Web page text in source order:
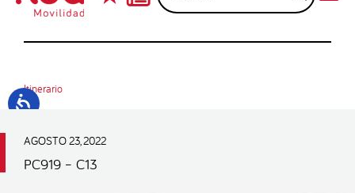
Itinerario
AGOSTO 23, 2022
PC919 – C13